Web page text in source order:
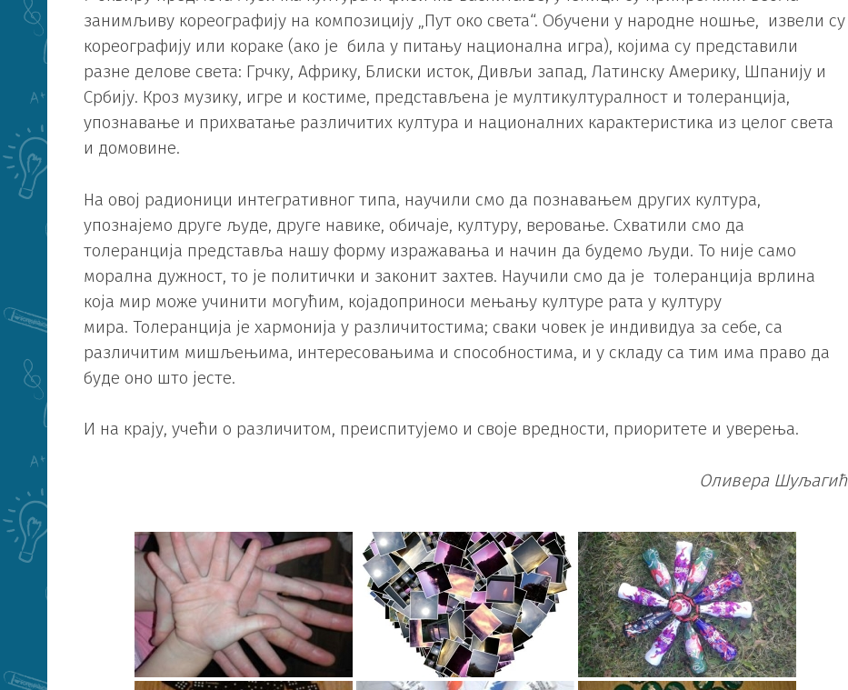
занимљиву кореографију на композицију „Пут око света“. Обучени у народне ношње, извели су
кореографију или кораке (ако је била у питању национална игра), којима су представили
разне делове света: Грчку, Африку, Блиски исток, Дивљи запад, Латинску Америку, Шпанију и
Србију. Кроз музику, игре и костиме, представљена је мултикултуралност и толеранција,
упознавање и прихватање различитих култура и националних карактеристика из целог света
и домовине.
На овој радионици интегративног типа, научили смо да познавањем других култура,
упознајемо друге људе, друге навике, обичаје, културу, веровање. Схватили смо да
толеранција представља нашу форму изражавања и начин да будемо људи. То није само
морална дужност, то је политички и законит захтев. Научили смо да је толеранција врлина
која мир може учинити могућим, којадоприноси мењању културе рата у културу
мира. Толеранција је хармонија у различитостима; сваки човек је индивидуа за себе, са
различитим мишљењима, интересовањима и способностима, и у складу са тим има право да
буде оно што јесте.
И на крају, учећи о различитом, преиспитујемо и своје вредности, приоритете и уверења.
Оливера Шуљагић